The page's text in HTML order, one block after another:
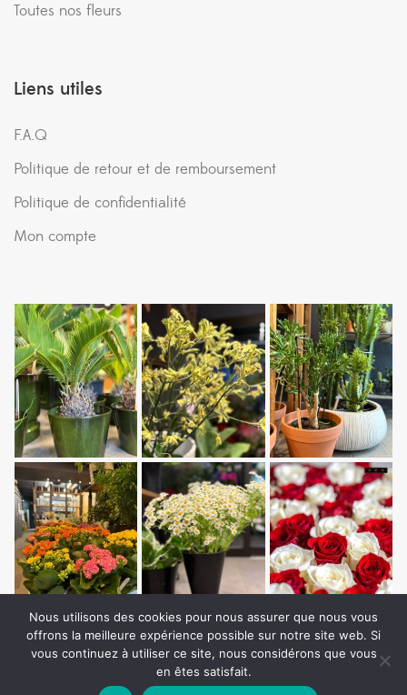
Toutes nos fleurs
Liens utiles
F.A.Q
Politique de retour et de remboursement
Politique de confidentialité
Mon compte
Nous utilisons des cookies pour nous assurer que nous vous
offrons la meilleure expérience possible sur notre site web. Si
vous continuez à utiliser ce site, nous considérons que vous
en êtes satisfait.